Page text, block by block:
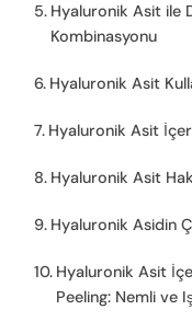
Hyaluronik Asit ile
Kombinasyonu
Hyaluronik Asit
Hyaluronik Asit
Hyaluronik Asit
Hyaluronik Asidin
Hyaluronik Asit
Peeling: Nemli ve